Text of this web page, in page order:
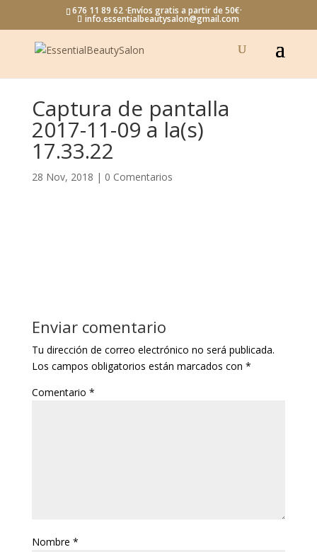
676 11 89 62 ·Envíos gratis a partir de 50€·
info.essentialbeautysalon@gmail.com
Captura de pantalla
2017-11-09 a la(s)
17.33.22
28 Nov, 2018 | 0 Comentarios
Enviar comentario
Tu dirección de correo electrónico no será publicada.
Los campos obligatorios están marcados con *
Comentario *
Nombre *